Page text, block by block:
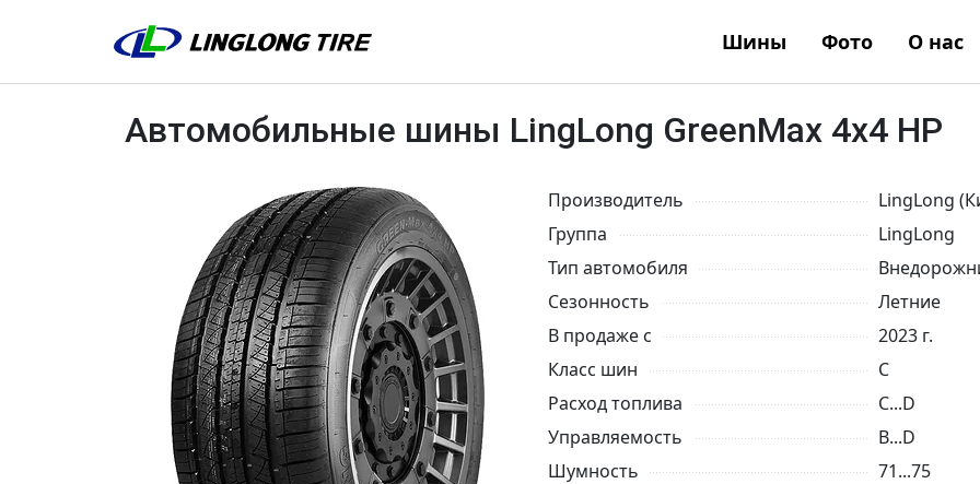
Шины Фото О нас
Автомобильные шины LingLong GreenMax 4x4 HP
Производитель
LingLong
Группа
LingLong
Тип автомобиля
Сезонность
Летние
В продаже с
2023 г.
Класс шин
C
Расход топлива
C...D
Управляемость
B...D
Шумность
71...75